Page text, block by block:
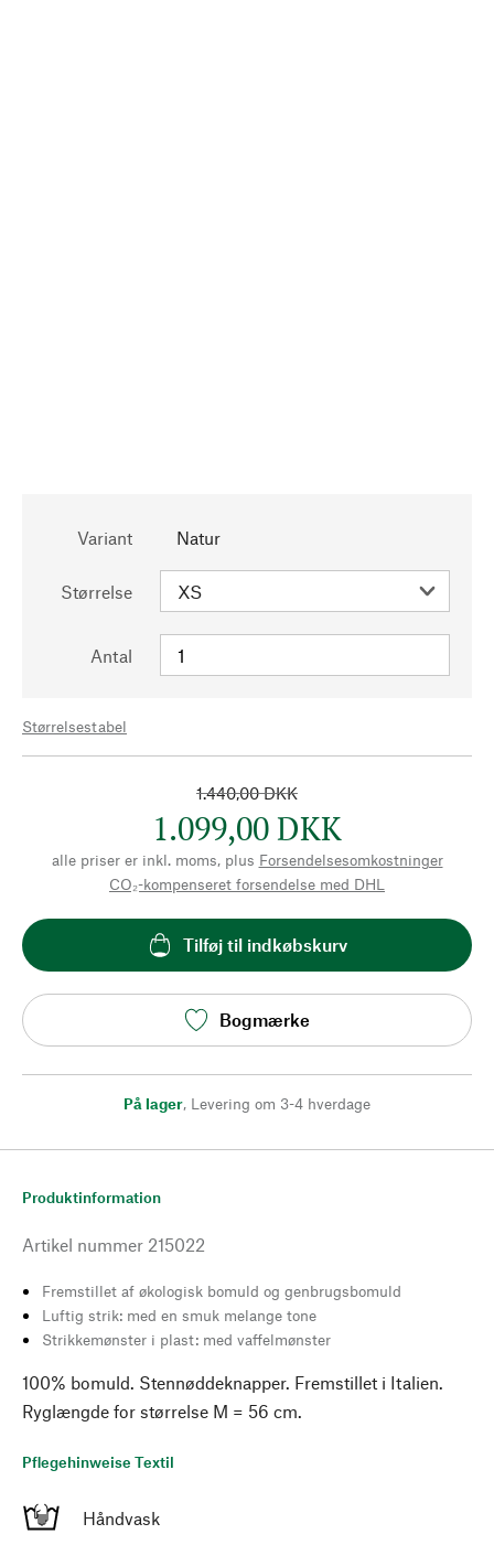
Variant Natur
Størrelse
Antal
Størrelsestabel
1.440,00 DKK
1.099,00 DKK
alle priser er inkl. moms, plus Forsendelsesomkostninger
CO₂-kompenseret forsendelse med DHL
Tilføj til indkøbskurv
Bogmærke
På lager, Levering om 3-4 hverdage
Produktinformation
Artikel nummer 215022
Fremstillet af økologisk bomuld og genbrugsbomuld
Luftig strik: med en smuk melange tone
Strikkemønster i plast: med vaffelmønster
100% bomuld. Stennøddeknapper. Fremstillet i Italien.
Ryglængde for størrelse M = 56 cm.
Pflegehinweise Textil
Håndvask